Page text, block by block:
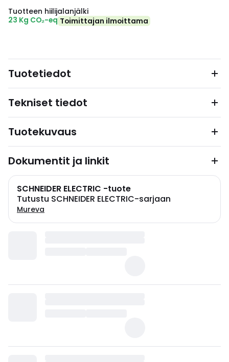
Tuotteen hiilijalanjälki
23 Kg CO₂-eq Toimittajan ilmoittama
Tuotetiedot
Tekniset tiedot
Tuotekuvaus
Dokumentit ja linkit
SCHNEIDER ELECTRIC -tuote
Tutustu SCHNEIDER ELECTRIC-sarjaan
Mureva